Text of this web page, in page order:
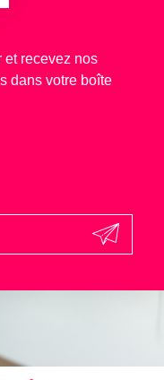
et recevez nos
dans votre boîte